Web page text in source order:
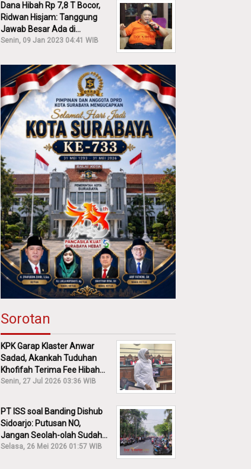
Dana Hibah Rp 7,8 T Bocor,
Ridwan Hisjam: Tanggung
Jawab Besar Ada di
Pemprov, Bukan DPRD Jatim!
Senin, 09 Jan 2023 04:41 WIB
Sorotan
KPK Garap Klaster Anwar
Sadad, Akankah Tuduhan
Khofifah Terima Fee Hibah
30% Diusut?
Senin, 27 Jul 2026 03:36 WIB
PT ISS soal Banding Dishub
Sidoarjo: Putusan NO,
Jangan Seolah-olah Sudah
Menang!
Selasa, 26 Mei 2026 01:57 WIB